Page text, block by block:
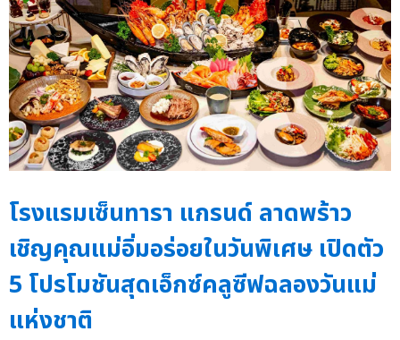
โรงแรมเซ็นทารา แกรนด์ ลาดพร้าว
เชิญคุณแม่อิ่มอร่อยในวันพิเศษ เปิดตัว
5 โปรโมชันสุดเอ็กซ์คลูซีฟฉลองวันแม่
แห่งชาติ